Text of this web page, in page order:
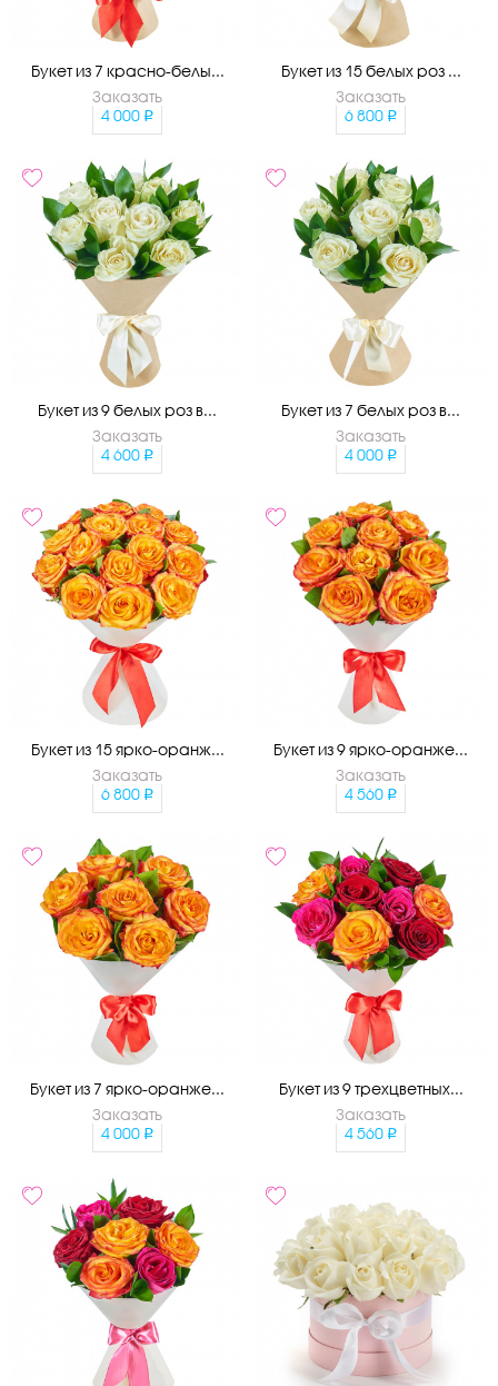
Букет из 7 красно-белы...
Заказать
4 000
Букет из 15 белых роз ...
Заказать
6 800
Букет из 9 белых роз в...
Заказать
4 600
Букет из 7 белых роз в...
Заказать
4 000
Букет из 15 ярко-оранж...
Заказать
6 800
Букет из 9 ярко-оранже...
Заказать
4 560
Букет из 7 ярко-оранже...
Заказать
4 000
Букет из 9 трехцветных...
Заказать
4 560